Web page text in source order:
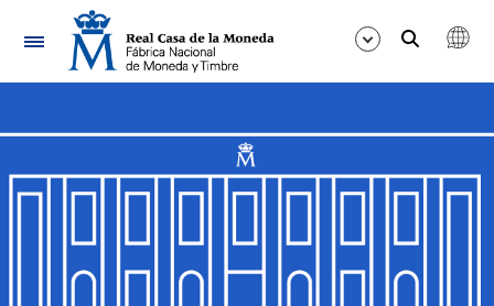
Navegació
Mostra/Amaga
Mostra/Amaga